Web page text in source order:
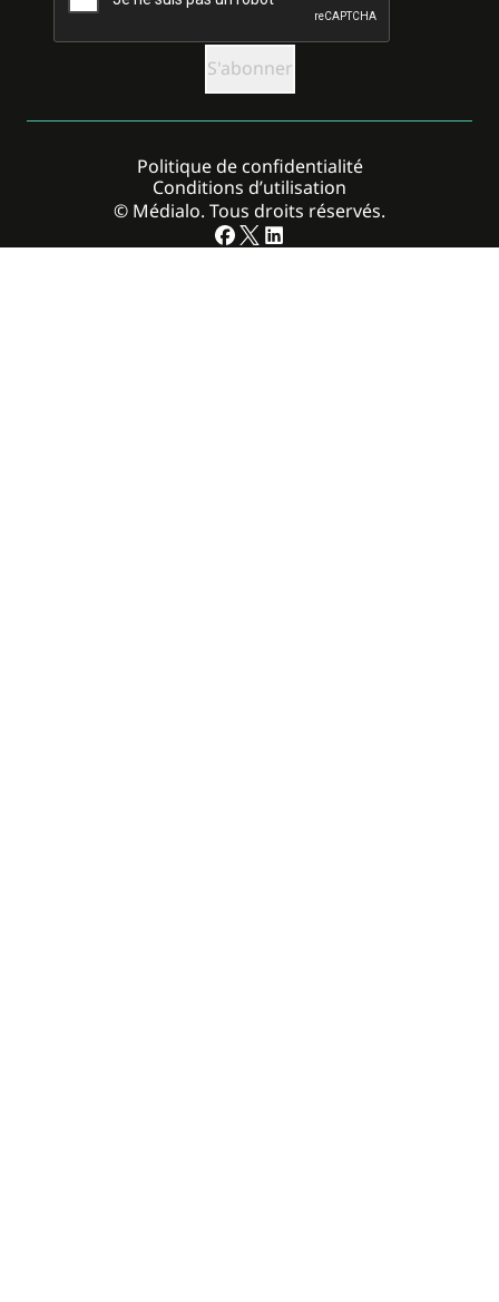
© Médialo. Tous droits réservés.
Politique de confidentialité
Conditions d’utilisation